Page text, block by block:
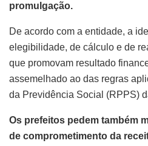
promulgação.
De acordo com a entidade, a
elegibilidade, de cálculo e de
que promovam resultado
assemelhado ao das regras
da Previdência Social (RPPS)
Os prefeitos pedem também
de comprometimento da